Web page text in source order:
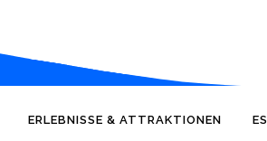
ERLEBNISSE & ATTRAKTIONEN